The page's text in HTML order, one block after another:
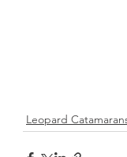
Leopard